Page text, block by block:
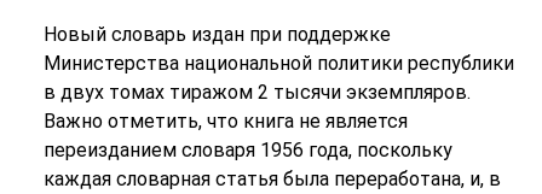
Новый словарь издан при поддержке
Министерства национальной политики республики
в двух томах тиражом 2 тысячи экземпляров.
Важно отметить, что книга не является
переизданием словаря 1956 года, поскольку
каждая словарная статья была переработана, и, в